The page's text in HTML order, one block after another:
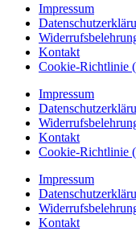
Impressum
Kontakt
Cookie-Richtlinie
Impressum
Kontakt
Cookie-Richtlinie
Impressum
Kontakt